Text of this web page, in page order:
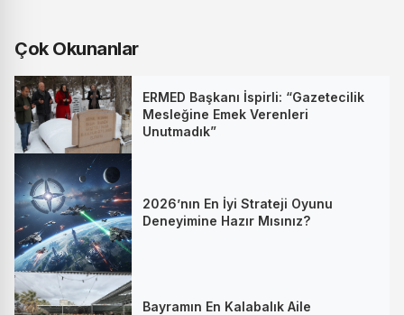
Çok Okunanlar
ERMED Başkanı İspirli: “Gazetecilik
Mesleğine Emek Verenleri
Unutmadık”
2026’nın En İyi Strateji Oyunu
Deneyimine Hazır Mısınız?
Bayramın En Kalabalık Aile